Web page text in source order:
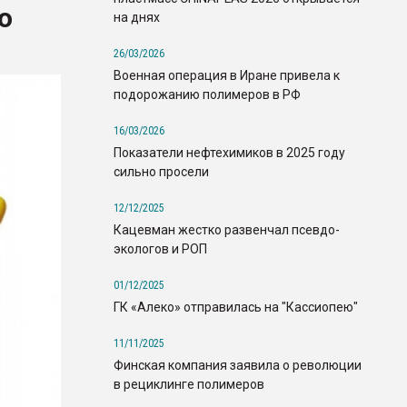
на днях
26/03/2026
Военная операция в Иране привела к
подорожанию полимеров в РФ
16/03/2026
Показатели нефтехимиков в 2025 году
сильно просели
12/12/2025
Кацевман жестко развенчал псевдо-
экологов и РОП
01/12/2025
ГК «Алеко» отправилась на "Кассиопею"
11/11/2025
Финская компания заявила о революции
в рециклинге полимеров